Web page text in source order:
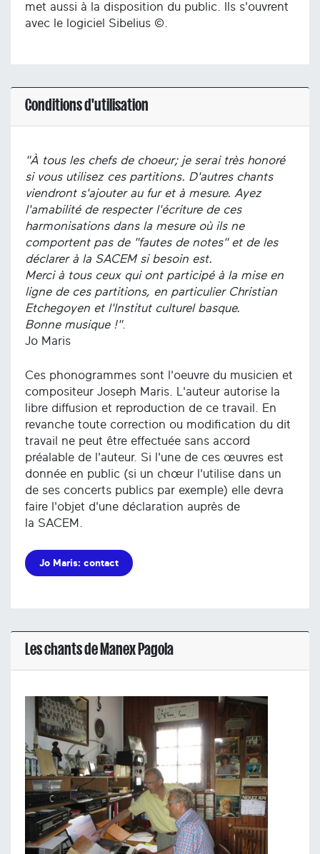
met aussi à la disposition du public. Ils s'ouvrent
avec le logiciel Sibelius ©.
Conditions d'utilisation
"À tous les chefs de choeur; je serai très honoré
si vous utilisez ces partitions. D'autres chants
viendront s'ajouter au fur et à mesure. Ayez
l'amabilité de respecter l'écriture de ces
harmonisations dans la mesure où ils ne
comportent pas de "fautes de notes" et de les
déclarer à la SACEM si besoin est.
Merci à tous ceux qui ont participé à la mise en
ligne de ces partitions, en particulier Christian
Etchegoyen et l'Institut culturel basque.
Bonne musique !".
Jo Maris
Ces phonogrammes sont l'oeuvre du musicien et
compositeur Joseph Maris. L'auteur autorise la
libre diffusion et reproduction de ce travail. En
revanche toute correction ou modification du dit
travail ne peut être effectuée sans accord
préalable de l'auteur. Si l'une de ces œuvres est
donnée en public (si un chœur l'utilise dans un
de ses concerts publics par exemple) elle devra
faire l'objet d'une déclaration auprès de
la SACEM.
Jo Maris: contact
Les chants de Manex Pagola